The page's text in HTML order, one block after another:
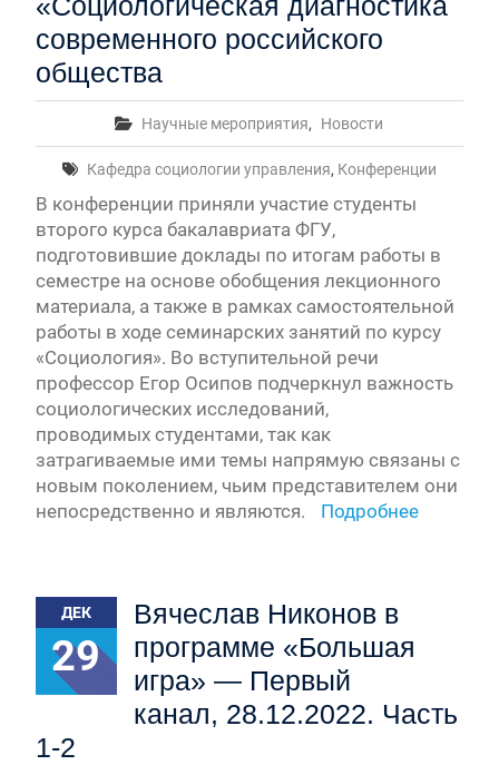
современного российского
общества
Научные мероприятия, Новости
Кафедра социологии управления, Конференции
В конференции приняли участие студенты
второго курса бакалавриата ФГУ,
подготовившие доклады по итогам работы в
семестре на основе обобщения лекционного
материала, а также в рамках самостоятельной
работы в ходе семинарских занятий по курсу
«Социология». Во вступительной речи
профессор Егор Осипов подчеркнул важность
социологических исследований,
проводимых студентами, так как
затрагиваемые ими темы напрямую связаны с
новым поколением, чьим представителем они
непосредственно и являются.
Подробнее
ДЕК
29
Вячеслав Никонов в
программе «Большая
игра» — Первый
канал, 28.12.2022. Часть
1-2